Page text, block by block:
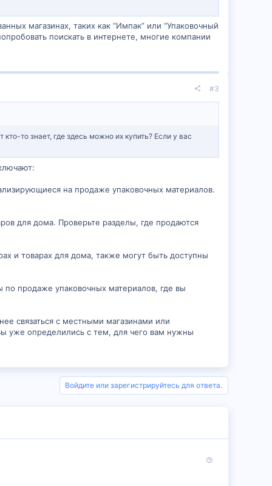
магазинах, таких как “Импак” или “Упаковочный
поискать в интернете, многие компании
#3
то знает, где здесь можно их купить? Если у вас
на продаже упаковочных материалов.
для дома. Проверьте разделы, где продаются
и товарах для дома, также могут быть доступны
продаже упаковочных материалов, где вы
связаться с местными магазинами или
уже определились с тем, для чего вам нужны
Войдите или зарегистрируйтесь для ответа.